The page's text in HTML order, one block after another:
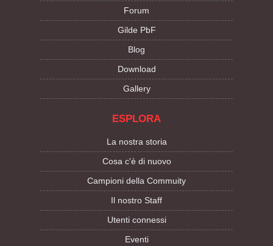
Forum
Gilde PbF
Blog
Download
Gallery
ESPLORA
La nostra storia
Cosa c'è di nuovo
Campioni della Commuity
Il nostro Staff
Utenti connessi
Eventi